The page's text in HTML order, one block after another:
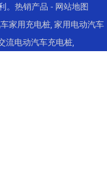
热销产品 - 网站地图
家用充电桩, 家用电动汽车
流电动汽车充电桩,